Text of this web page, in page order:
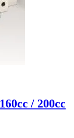
/ 200cc